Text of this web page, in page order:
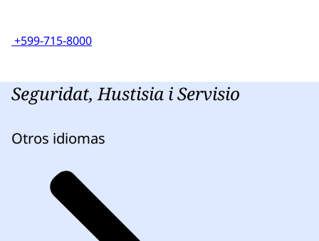
+599-715-8000
Seguridat, Hustisia i Servisio
Otros idiomas